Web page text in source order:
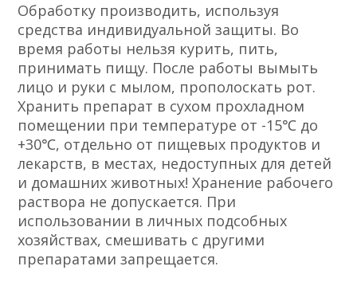
Обработку производить, используя
средства индивидуальной защиты. Во
время работы нельзя курить, пить,
принимать пищу. После работы вымыть
лицо и руки с мылом, прополоскать рот.
Хранить препарат в сухом прохладном
помещении при температуре от -15℃ до
+30℃, отдельно от пищевых продуктов и
лекарств, в местах, недоступных для детей
и домашних животных! Хранение рабочего
раствора не допускается. При
использовании в личных подсобных
хозяйствах, смешивать с другими
препаратами запрещается.